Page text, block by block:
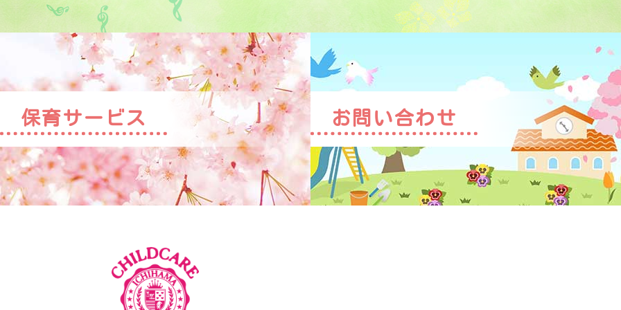
保育サービス お問い合わせ